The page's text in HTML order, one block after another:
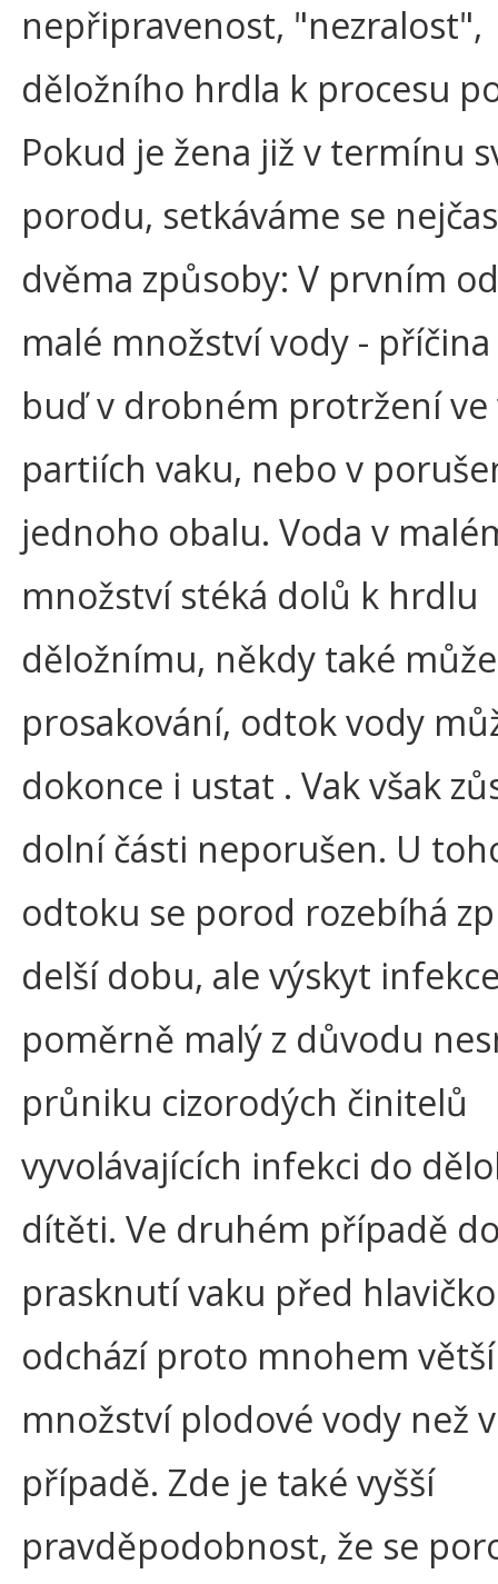
nepřipravenost, "nezralost",
děložního hrdla k procesu
Pokud je žena již v termínu
porodu, setkáváme se
dvěma způsoby: V prvním
malé množství vody -
buď v drobném protržení ve
partiích vaku, nebo v
jednoho obalu. Voda v
množství stéká dolů k hrdlu
děložnímu, někdy také
prosakování, odtok vody
dokonce i ustat . Vak však
dolní části neporušen. U
odtoku se porod rozebíhá
delší dobu, ale výskyt
poměrně malý z důvodu
průniku cizorodých činitelů
vyvolávajících infekci do
dítěti. Ve druhém případě
prasknutí vaku před
odchází proto mnohem větší
množství plodové vody než
případě. Zde je také vyšší
pravděpodobnost, že se